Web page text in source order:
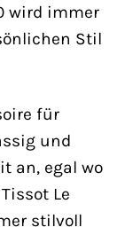
wird immer
Stil
für
und
an, egal wo
Le
stilvoll